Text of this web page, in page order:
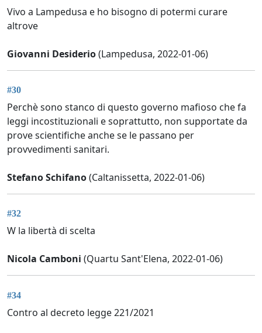
Vivo a Lampedusa e ho bisogno di potermi curare
altrove
Giovanni Desiderio(Lampedusa, 2022-01-06)
#30
Perchè sono stanco di questo governo mafioso che fa
leggi incostituzionali e soprattutto, non supportate da
prove scientifiche anche se le passano per
provvedimenti sanitari.
Stefano Schifano(Caltanissetta, 2022-01-06)
#32
W la libertà di scelta
Nicola Camboni (Quartu Sant'Elena, 2022-01-06)
#34
Contro al decreto legge 221/2021